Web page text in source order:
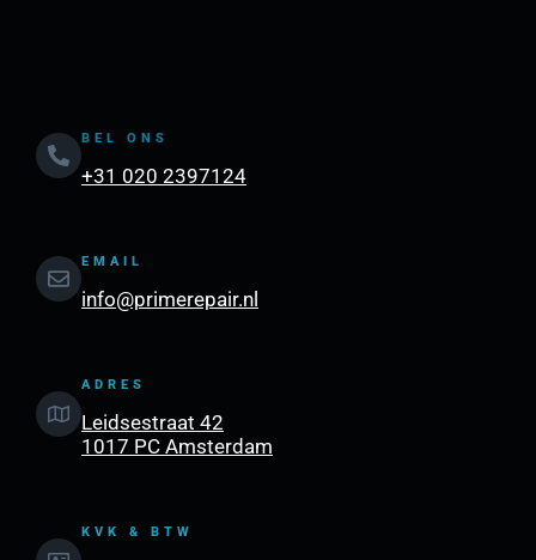
BEL ONS
+31 020 2397124
EMAIL
info@primerepair.nl
ADRES
Leidsestraat 42
1017 PC Amsterdam
KVK & BTW